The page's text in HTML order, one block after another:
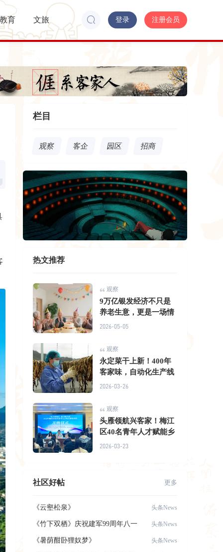
教育 文旅 登录 注册会员
栏目
观察 客企 园区 招商
热文推荐
观察
9万亿银发经济不只是
养老生意，更是一场情
2026-05-05
观察
永定菜干上新！400年
客家味，自动化生产线
2026-03-26
观察
头雁领航兴客家！梅江
区40名青年人才赋能乡
2026-03-23
社区好帖 更多
头条News
《云壑松泉》
头条News
《竹下双栖》庆祝建军99周年八一
建军节，致
头条News
《暑荫酣卧狸奴梦》